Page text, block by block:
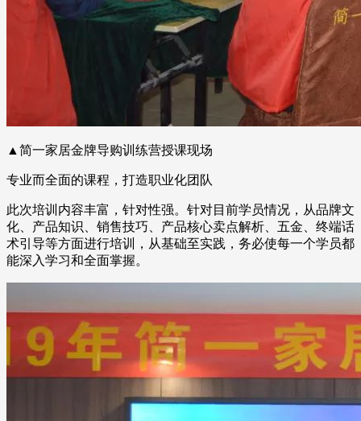
▲简一家居金牌导购训练营授课现场
专业而全面的课程，打造职业化团队
此次培训内容丰富，针对性强。针对目前学员情况，从品牌文
化、产品知识、销售技巧、产品核心卖点解析、五金、终端话
术引导等方面进行培训，从基础至实践，务必使每一个学员都
能深入学习和全面掌握。